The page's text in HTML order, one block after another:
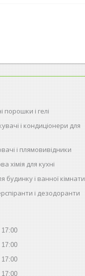
порошки і гелі
і кондиціонери для
і плямовивідники
хімія для кухні
будинку і ванної кімнати
і дезодоранти
17:00
17:00
17:00
17:00